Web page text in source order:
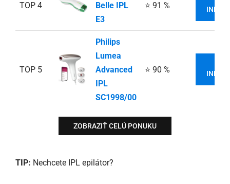
TOP 4
Belle IPL
E3
⭐ 91 %
TOP 5
Philips
Lumea
Advanced
IPL
SC1998/00
⭐ 90 %
ZOBRAZIŤ CELÚ PONUKU
TIP: Nechcete IPL epilátor?